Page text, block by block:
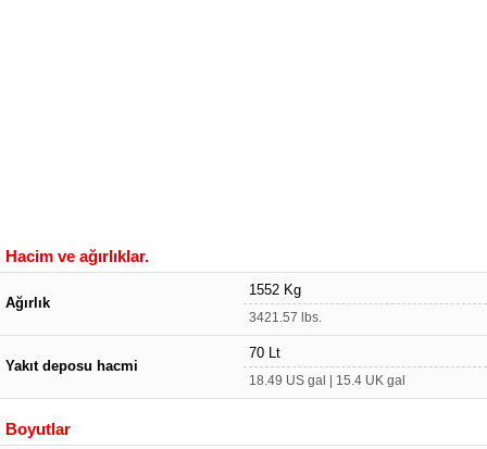
Hacim ve ağırlıklar.
Ağırlık
1552 Kg
3421.57 lbs.
Yakıt deposu hacmi
70 Lt
18.49 US gal | 15.4 UK gal
Boyutlar